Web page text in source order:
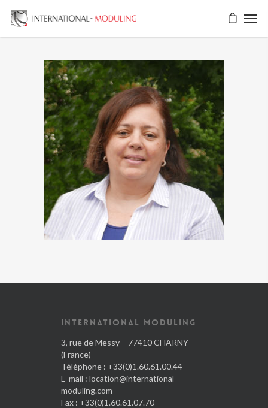
INTERNATIONAL MODULING
3, rue de Messy – 77410 CHARNY –
(France)
Téléphone : +33(0)1.60.61.00.44
E-mail : location@international-
moduling.com
Fax : +33(0)1.60.61.07.70